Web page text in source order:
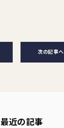
次の記事へ
最近の記事